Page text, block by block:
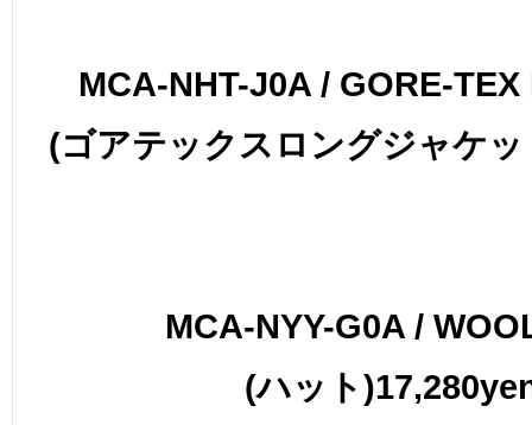
MCA-NHT-J0A / GORE-
(ゴアテックスロングジャケ
MCA-NYY-G0A /
(ハット